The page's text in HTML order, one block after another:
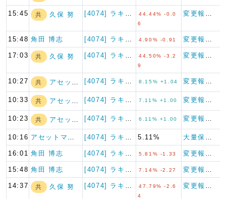
15:45 共 久保 努
44.44% -0.0
6
15:48 角田 博志 4.90% -0.91
17:03 共 久保 努
44.50% -3.2
9
10:27 共 アセットマネジメ… 8.15% +1.04
10:33 共 アセットマネジメ… 7.11% +1.00
10:23 共 アセットマネジメ… 6.11% +1.00
10:16 5.11%
16:01 角田 博志 5.81% -1.33
15:48 角田 博志 7.14% -2.27
14:37 共 久保 努
47.79% -2.6
4